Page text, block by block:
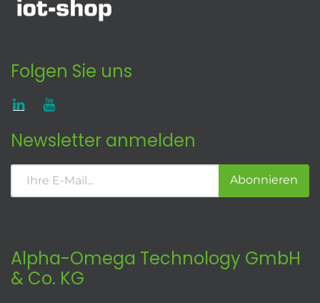
Folgen Sie uns
Newsletter anmelden
Abonnieren
Alpha-Omega Technology GmbH
& Co. KG